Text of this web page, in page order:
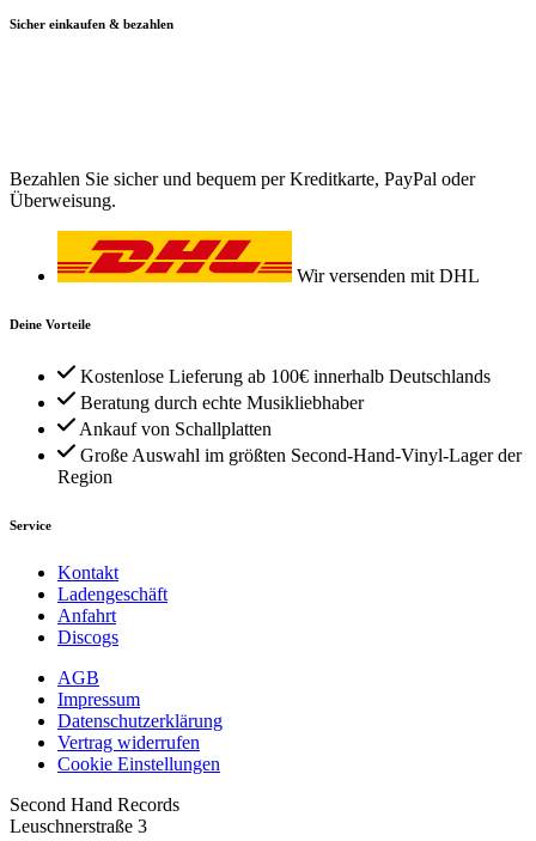
Sicher einkaufen & bezahlen
Bezahlen Sie sicher und bequem per Kreditkarte, PayPal oder
Überweisung.
Wir versenden mit DHL
Deine Vorteile
Kostenlose Lieferung ab 100€ innerhalb Deutschlands
Beratung durch echte Musikliebhaber
Ankauf von Schallplatten
Große Auswahl im größten Second-Hand-Vinyl-Lager der
Region
Service
Kontakt
Ladengeschäft
Anfahrt
Discogs
AGB
Impressum
Datenschutzerklärung
Vertrag widerrufen
Cookie Einstellungen
Second Hand Records
Leuschnerstraße 3